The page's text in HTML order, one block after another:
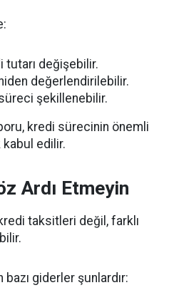
tutarı değişebilir.
değerlendirilebilir.
şekillenebilir.
kredi sürecinin önemli
kabul edilir.
Ardı Etmeyin
taksitleri değil, farklı
bazı giderler şunlardır: